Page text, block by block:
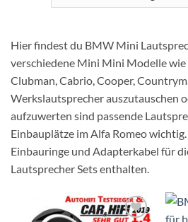
Hier findest du BMW Mini
verschiedene Mini Mini Modelle
Clubman, Cabrio, Cooper,
Werkslautsprecher auszutauschen
aufzuwerten sind passende
Einbauplätze im Alfa Romeo
Einbauringe und Adapterkabel für
Lautsprecher Sets enthalten.